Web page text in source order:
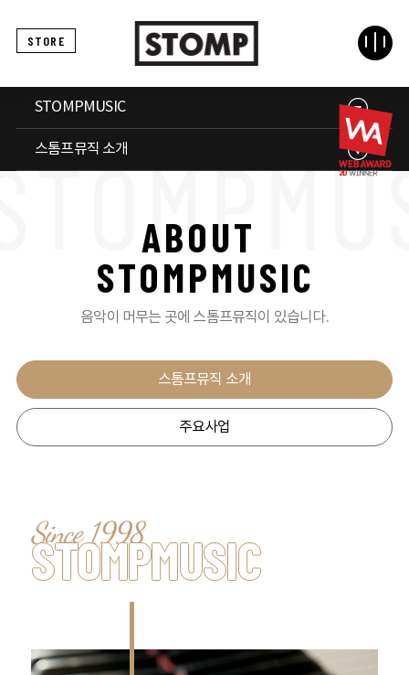
STORE
STOMPMUSIC
스톰프뮤직 소개
ABOUT
STOMPMUSIC
음악이 머무는 곳에 스톰프뮤직이 있습니다.
스톰프뮤직 소개
주요사업
STOMPMUSIC